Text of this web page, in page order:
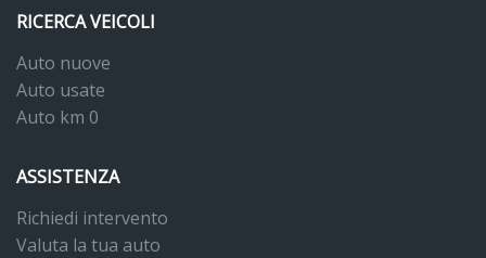
RICERCA VEICOLI
Auto nuove
Auto usate
Auto km 0
ASSISTENZA
Richiedi intervento
Valuta la tua auto